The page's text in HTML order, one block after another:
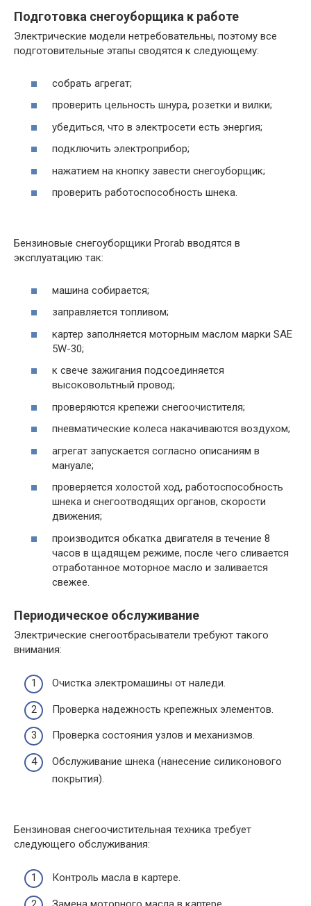
Подготовка снегоуборщика к работе
Электрические модели нетребовательны, поэтому все
подготовительные этапы сводятся к следующему:
собрать агрегат;
проверить цельность шнура, розетки и вилки;
убедиться, что в электросети есть энергия;
подключить электроприбор;
нажатием на кнопку завести снегоуборщик;
проверить работоспособность шнека.
Бензиновые снегоуборщики Prorab вводятся в
эксплуатацию так:
машина собирается;
заправляется топливом;
картер заполняется моторным маслом марки SAE
5W-30;
к свече зажигания подсоединяется
высоковольтный провод;
проверяются крепежи снегоочистителя;
пневматические колеса накачиваются воздухом;
агрегат запускается согласно описаниям в
мануале;
проверяется холостой ход, работоспособность
шнека и снегоотводящих органов, скорости
движения;
производится обкатка двигателя в течение 8
часов в щадящем режиме, после чего сливается
отработанное моторное масло и заливается
свежее.
Периодическое обслуживание
Электрические снегоотбрасыватели требуют такого
внимания:
Очистка электромашины от наледи.
Проверка надежность крепежных элементов.
Проверка состояния узлов и механизмов.
Обслуживание шнека (нанесение силиконового
покрытия).
Бензиновая снегоочистительная техника требует
следующего обслуживания:
Контроль масла в картере.